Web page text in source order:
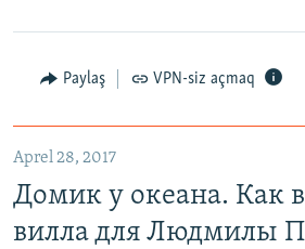
Paylaş VPN-siz açmaq
Aprel 28, 2017
Домик у океана. Как
вилла для Людмилы